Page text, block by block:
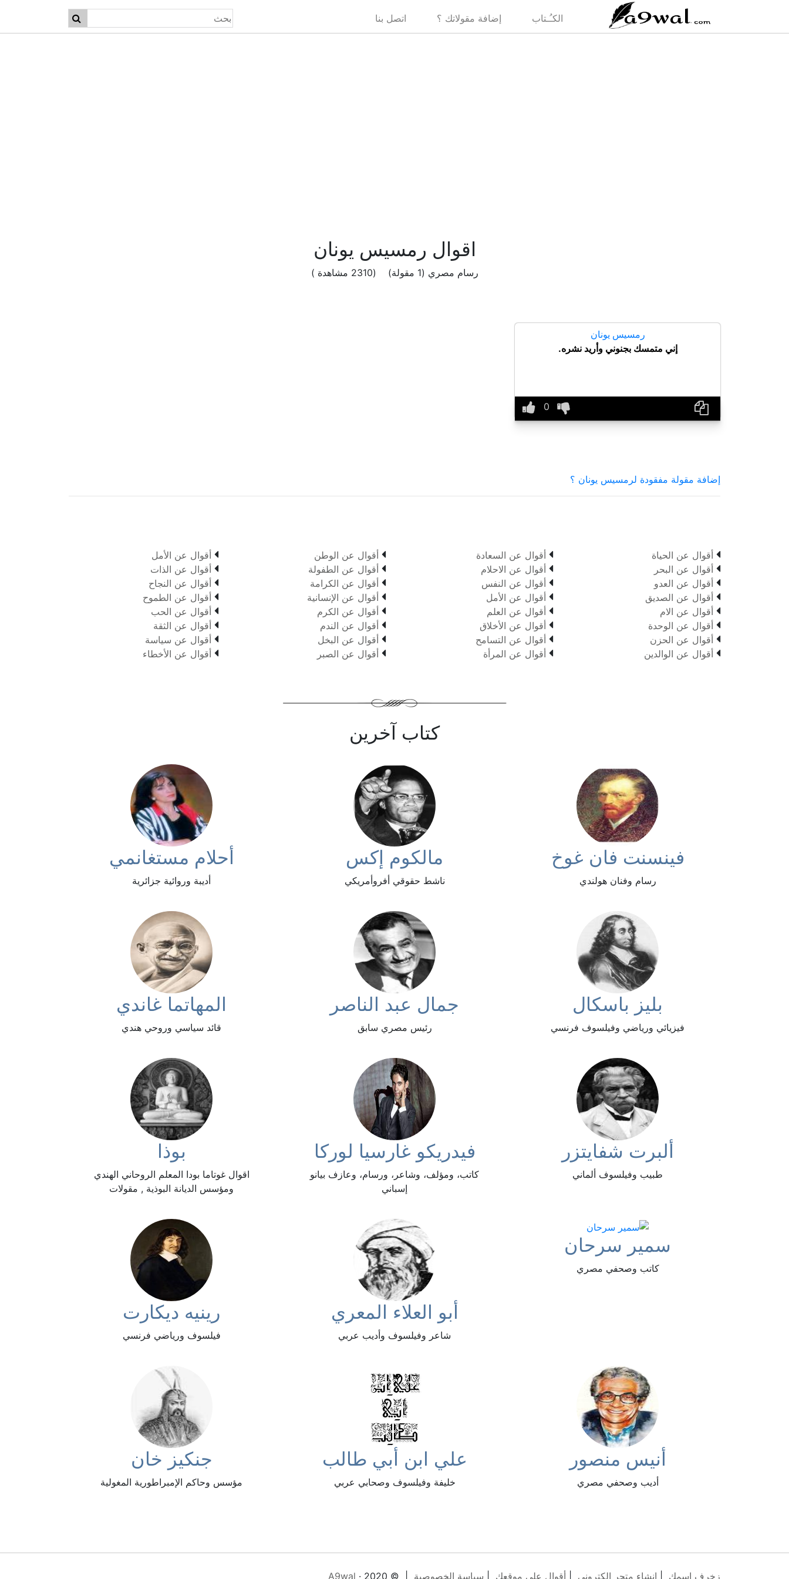
الكـُـتاب إضافة مقولاتك ؟ اتصل بنا
اقوال رمسيس يونان
رسام مصري (1 مقولة) (2310 مشاهدة )
رمسيس يونان
إني متمسك بجنوني وأريد نشره.
إضافة مقولة مفقودة لرمسيس يونان ؟
 أقوال عن الحياة
 أقوال عن البحر
 أقوال عن العدو
 أقوال عن الصديق
 أقوال عن الام
 أقوال عن الوحدة
 أقوال عن الحزن
 أقوال عن الوالدين
 أقوال عن السعادة
 أقوال عن الاحلام
 أقوال عن النفس
 أقوال عن الأمل
 أقوال عن العلم
 أقوال عن الأخلاق
 أقوال عن التسامح
 أقوال عن المرأة
 أقوال عن الوطن
 أقوال عن الطفولة
 أقوال عن الكرامة
 أقوال عن الإنسانية
 أقوال عن الكرم
 أقوال عن الندم
 أقوال عن البخل
 أقوال عن الصبر
 أقوال عن الأمل
 أقوال عن الذات
 أقوال عن النجاح
 أقوال عن الطموح
 أقوال عن الحب
 أقوال عن الثقة
 أقوال عن سياسة
 أقوال عن الأخطاء
كتاب آخرين
فينسنت فان غوخ
رسام وفنان هولندي
مالكوم إكس
ناشط حقوقي أفروأمريكي
أحلام مستغانمي
أديبة وروائية جزائرية
بليز باسكال
فيزيائي ورياضي وفيلسوف فرنسي
جمال عبد الناصر
رئيس مصري سابق
المهاتما غاندي
قائد سياسي وروحي هندي
ألبرت شفايتزر
طبيب وفيلسوف ألماني
فيدريكو غارسيا لوركا
كاتب، ومؤلف، وشاعر، ورسام، وعازف بيانو
إسباني
بوذا
اقوال غوتاما بودا المعلم الروحاني الهندي
ومؤسس الديانة البوذية , مقولات
سمير سرحان
كاتب وصحفي مصري
أبو العلاء المعري
شاعر وفيلسوف وأديب عربي
رينيه ديكارت
فيلسوف ورياضي فرنسي
أنيس منصور
أديب وصحفي مصري
علي ابن أبي طالب
خليفة وفيلسوف وصحابي عربي
جنكيز خان
مؤسس وحاكم الإمبراطورية المغولية
زخرف اسمك انشاء متجر الكتروني أقوال على موقعك سياسة الخصوصية | © 2020 ·
A9wal